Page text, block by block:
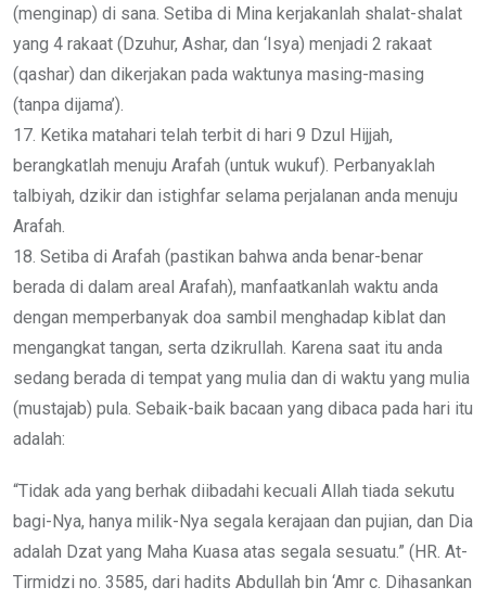
(menginap) di sana. Setiba di Mina kerjakanlah shalat-shalat
yang 4 rakaat (Dzuhur, Ashar, dan ‘Isya) menjadi 2 rakaat
(qashar) dan dikerjakan pada waktunya masing-masing
(tanpa dijama’).
17. Ketika matahari telah terbit di hari 9 Dzul Hijjah,
berangkatlah menuju Arafah (untuk wukuf). Perbanyaklah
talbiyah, dzikir dan istighfar selama perjalanan anda menuju
Arafah.
18. Setiba di Arafah (pastikan bahwa anda benar-benar
berada di dalam areal Arafah), manfaatkanlah waktu anda
dengan memperbanyak doa sambil menghadap kiblat dan
mengangkat tangan, serta dzikrullah. Karena saat itu anda
sedang berada di tempat yang mulia dan di waktu yang mulia
(mustajab) pula. Sebaik-baik bacaan yang dibaca pada hari itu
adalah:
“Tidak ada yang berhak diibadahi kecuali Allah tiada sekutu
bagi-Nya, hanya milik-Nya segala kerajaan dan pujian, dan Dia
adalah Dzat yang Maha Kuasa atas segala sesuatu.” (HR. At-
Tirmidzi no. 3585, dari hadits Abdullah bin ‘Amr c. Dihasankan